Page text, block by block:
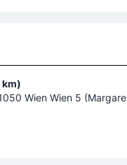
km)
Wien Wien 5 (Margare